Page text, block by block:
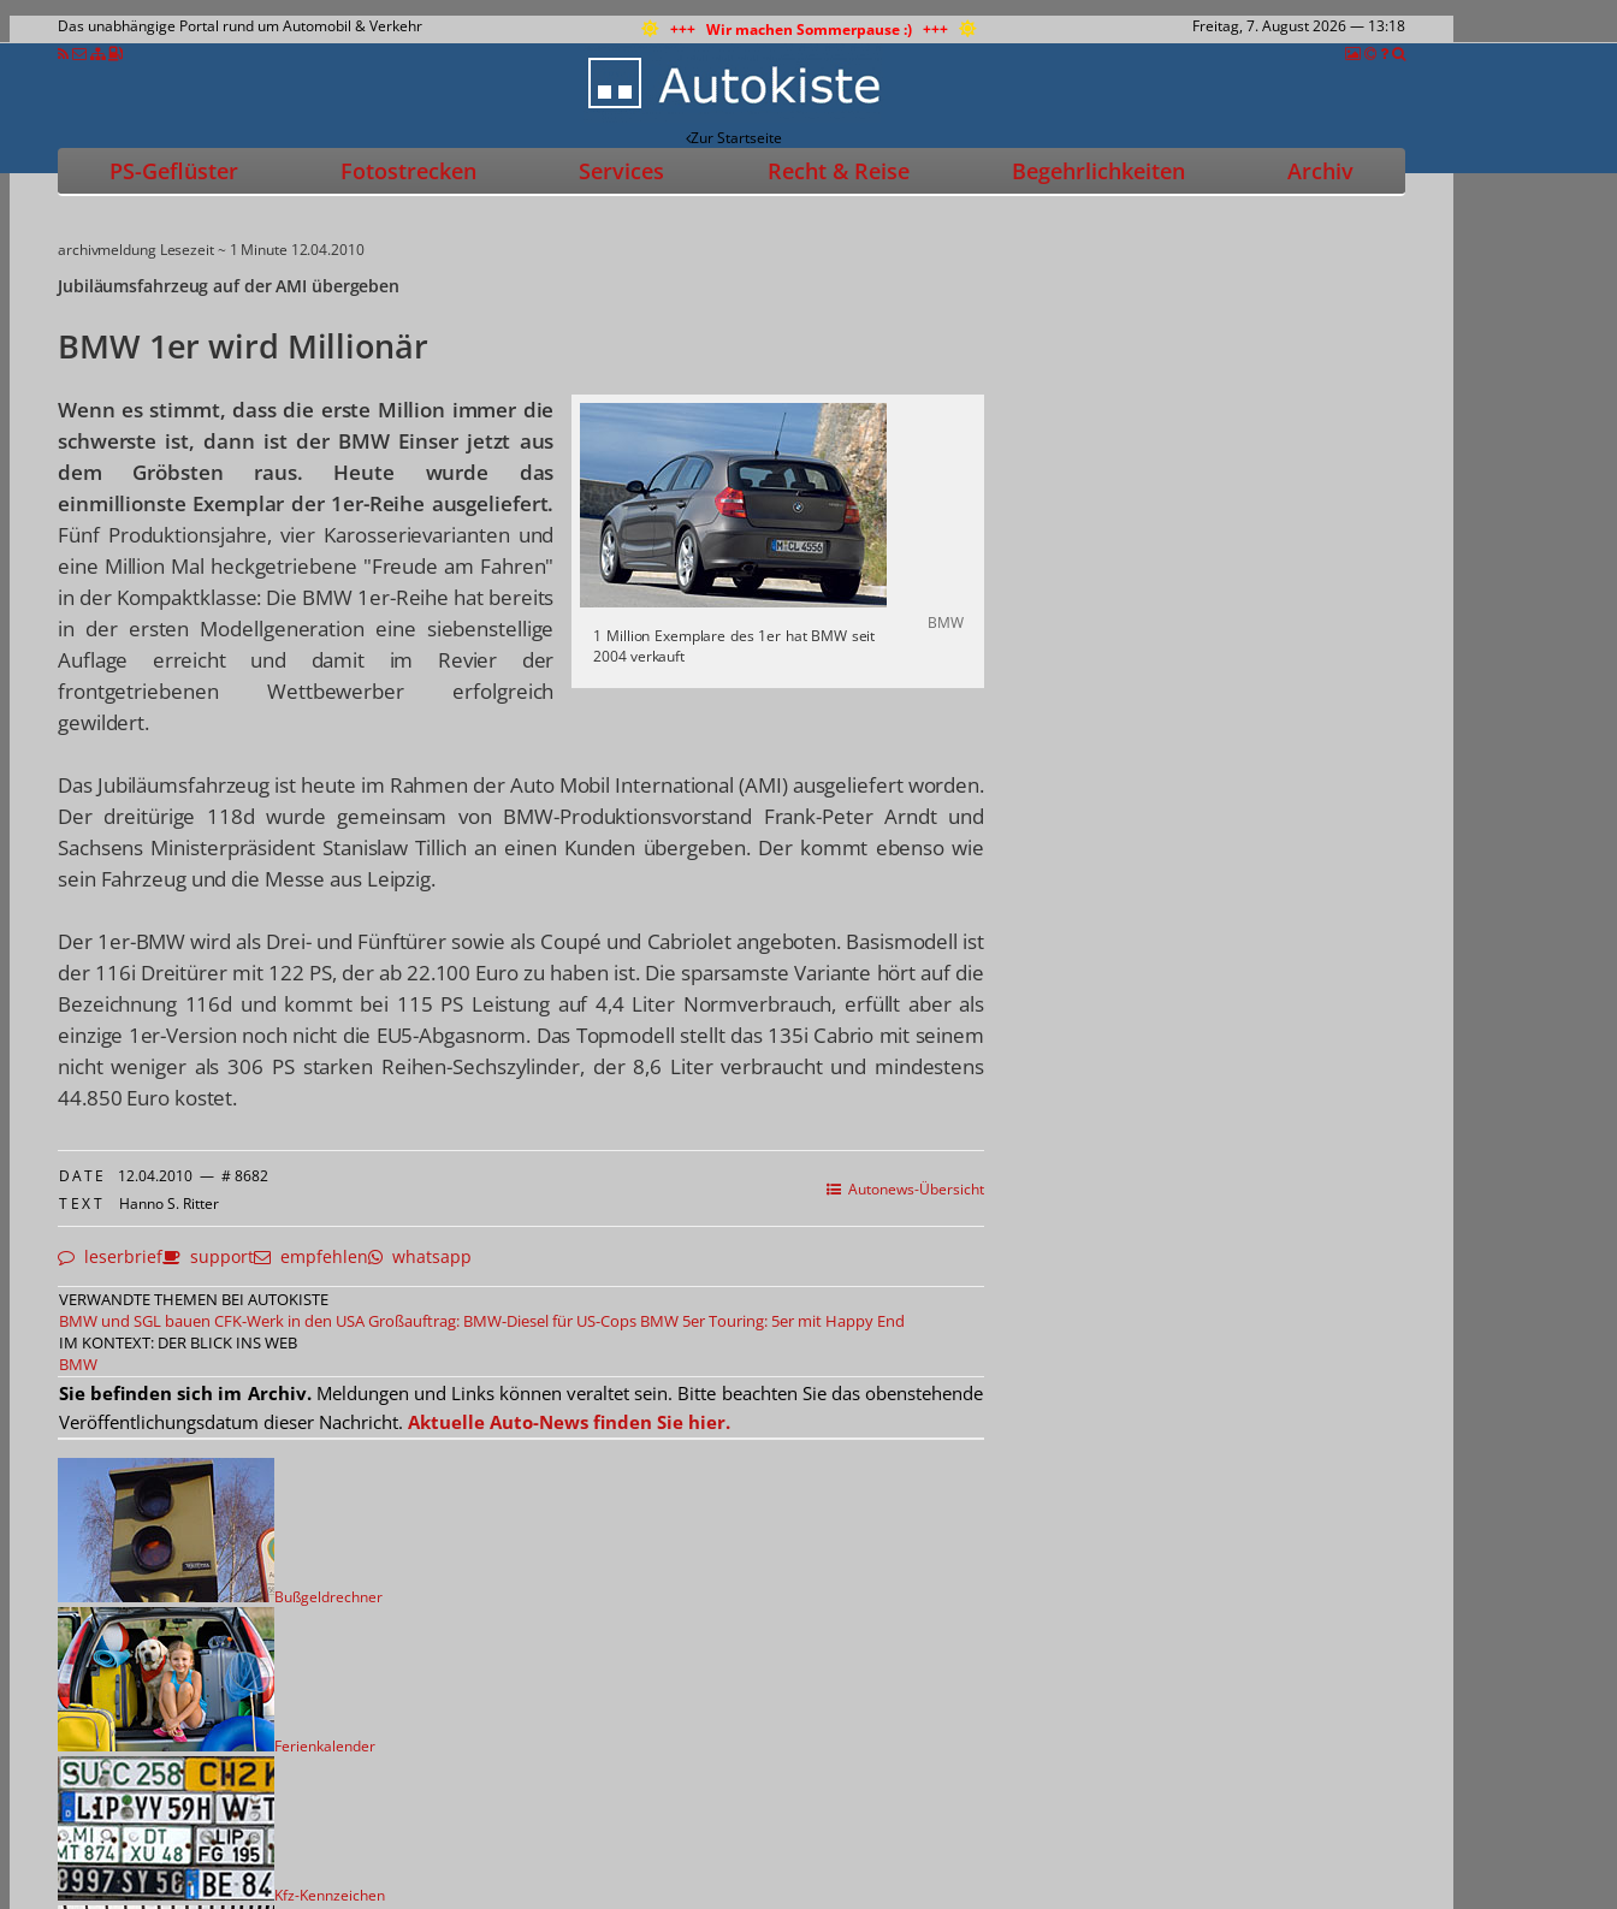
Das unabhängige Portal rund um Automobil & Verkehr +++ Wir machen Sommerpause :) +++ Freitag, 7. August 2026— 13:18
Zur Startseite
PS-Geflüster Fotostrecken Services Recht & Reise Begehrlichkeiten Archiv
archivmeldung Lesezeit ~ 1 Minute 12.04.2010
Jubiläumsfahrzeug auf der AMI übergeben
BMW 1er wird Millionär
BMW
1 Million Exemplare des 1er hat BMW seit
2004 verkauft
Wenn es stimmt, dass die erste Million immer die
schwerste ist, dann ist der BMW Einser jetzt aus
dem Gröbsten raus. Heute wurde das
einmillionste Exemplar der 1er-Reihe ausgeliefert.
Fünf Produktionsjahre, vier Karosserievarianten und
eine Million Mal heckgetriebene "Freude am Fahren"
in der Kompaktklasse: Die BMW 1er-Reihe hat bereits
in der ersten Modellgeneration eine siebenstellige
Auflage erreicht und damit im Revier der
frontgetriebenen Wettbewerber erfolgreich
gewildert.
Das Jubiläumsfahrzeug ist heute im Rahmen der Auto Mobil International (AMI) ausgeliefert worden.
Der dreitürige 118d wurde gemeinsam von BMW-Produktionsvorstand Frank-Peter Arndt und
Sachsens Ministerpräsident Stanislaw Tillich an einen Kunden übergeben. Der kommt ebenso wie
sein Fahrzeug und die Messe aus Leipzig.
Der 1er-BMW wird als Drei- und Fünftürer sowie als Coupé und Cabriolet angeboten. Basismodell ist
der 116i Dreitürer mit 122 PS, der ab 22.100 Euro zu haben ist. Die sparsamste Variante hört auf die
Bezeichnung 116d und kommt bei 115 PS Leistung auf 4,4 Liter Normverbrauch, erfüllt aber als
einzige 1er-Version noch nicht die EU5-Abgasnorm. Das Topmodell stellt das 135i Cabrio mit seinem
nicht weniger als 306 PS starken Reihen-Sechszylinder, der 8,6 Liter verbraucht und mindestens
44.850 Euro kostet.
Autonews-Übersicht
DATE 12.04.2010 — # 8682
TEXT Hanno S. Ritter
leserbrief support empfehlen whatsapp
VERWANDTE THEMEN BEI AUTOKISTE
BMW und SGL bauen CFK-Werk in den USAGroßauftrag: BMW-Diesel für US-Cops BMW 5er Touring: 5er mit Happy End
IM KONTEXT: DER BLICK INS WEB
BMW
Sie befinden sich im Archiv.Meldungen und Links können veraltet sein. Bitte beachten Sie das obenstehende
Veröffentlichungsdatum dieser Nachricht. Aktuelle Auto-News finden Sie hier.
Bußgeldrechner
Ferienkalender
Kfz-Kennzeichen